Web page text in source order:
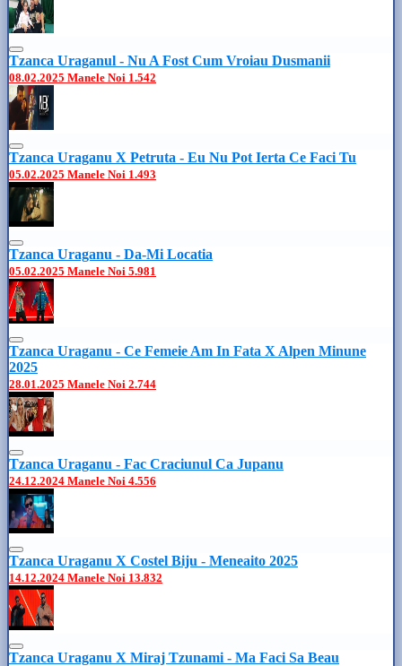
Tzanca Uraganul - Nu A Fost Cum Vroiau Dusmanii
08.02.2025 Manele Noi 1.542
Tzanca Uraganu X Petruta - Eu Nu Pot Ierta Ce Faci Tu
05.02.2025 Manele Noi 1.493
Tzanca Uraganu - Da-Mi Locatia
05.02.2025 Manele Noi 5.981
Tzanca Uraganu - Ce Femeie Am In Fata X Alpen Minune
2025
28.01.2025 Manele Noi 2.744
Tzanca Uraganu - Fac Craciunul Ca Jupanu
24.12.2024 Manele Noi 4.556
Tzanca Uraganu X Costel Biju - Meneaito 2025
14.12.2024 Manele Noi 13.832
Tzanca Uraganu X Miraj Tzunami - Ma Faci Sa Beau